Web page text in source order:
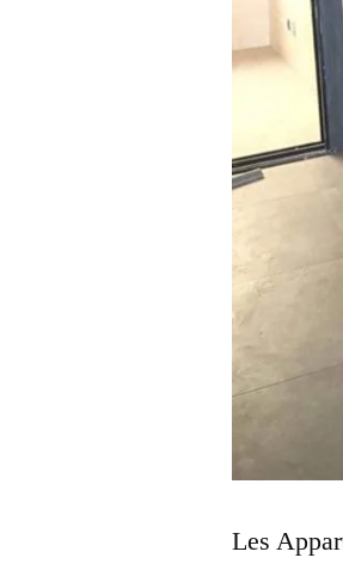
Les